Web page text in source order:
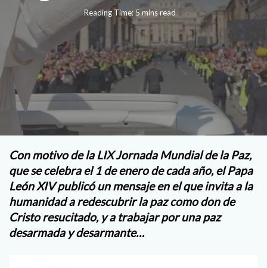
Reading Time: 5 mins read
Con motivo de la LIX Jornada Mundial de la Paz,
que se celebra el 1 de enero de cada año, el Papa
León XIV publicó un mensaje en el que invita a la
humanidad a redescubrir la paz como don de
Cristo resucitado, y a trabajar por una paz
desarmada y desarmante…